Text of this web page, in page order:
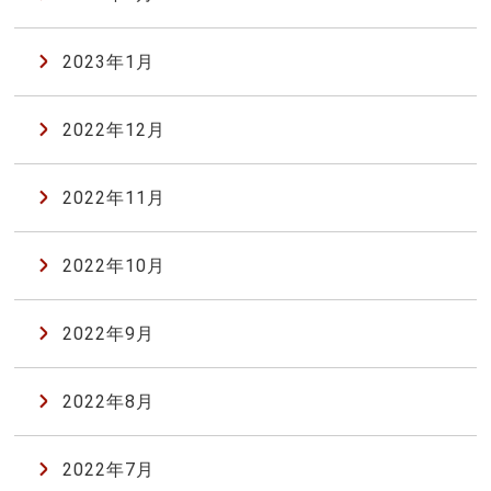
2023年1月
2022年12月
2022年11月
2022年10月
2022年9月
2022年8月
2022年7月